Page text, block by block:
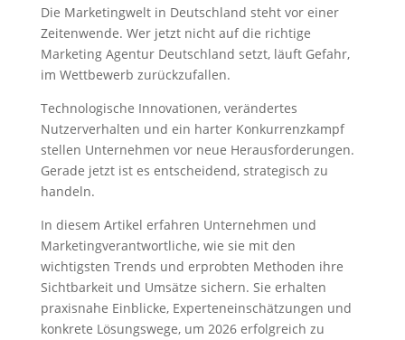
Die Marketingwelt in Deutschland steht vor einer
Zeitenwende. Wer jetzt nicht auf die richtige
Marketing Agentur Deutschland setzt, läuft Gefahr,
im Wettbewerb zurückzufallen.
Technologische Innovationen, verändertes
Nutzerverhalten und ein harter Konkurrenzkampf
stellen Unternehmen vor neue Herausforderungen.
Gerade jetzt ist es entscheidend, strategisch zu
handeln.
In diesem Artikel erfahren Unternehmen und
Marketingverantwortliche, wie sie mit den
wichtigsten Trends und erprobten Methoden ihre
Sichtbarkeit und Umsätze sichern. Sie erhalten
praxisnahe Einblicke, Experteneinschätzungen und
konkrete Lösungswege, um 2026 erfolgreich zu